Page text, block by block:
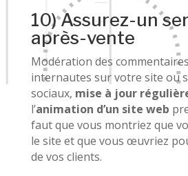
10) Assurez-un
après-vente
Modération des
internautes sur votre site ou
sociaux, mise à jour
l’animation d’un site web
faut que vous montriez que
le site et que vous œuvriez
de vos clients.